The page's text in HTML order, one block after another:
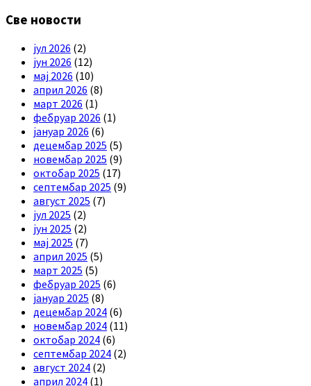
Све новости
јул 2026 (2)
јун 2026 (12)
мај 2026 (10)
април 2026 (8)
март 2026 (1)
фебруар 2026 (1)
јануар 2026 (6)
децембар 2025 (5)
новембар 2025 (9)
октобар 2025 (17)
септембар 2025 (9)
август 2025 (7)
јул 2025 (2)
јун 2025 (2)
мај 2025 (7)
април 2025 (5)
март 2025 (5)
фебруар 2025 (6)
јануар 2025 (8)
децембар 2024 (6)
новембар 2024 (11)
октобар 2024 (6)
септембар 2024 (2)
август 2024 (2)
април 2024 (1)